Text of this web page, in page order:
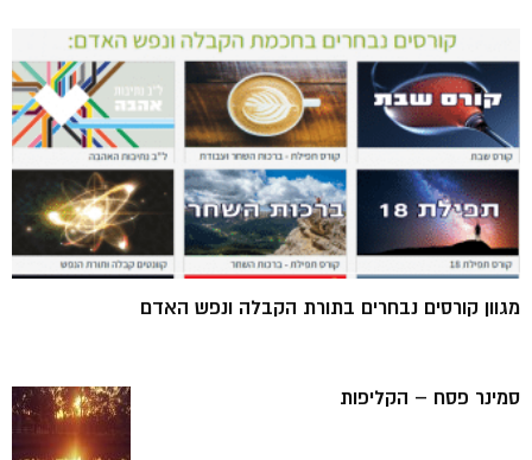
מגוון קורסים נבחרים בתורת הקבלה ונפש האדם
סמינר פסח – הקליפות